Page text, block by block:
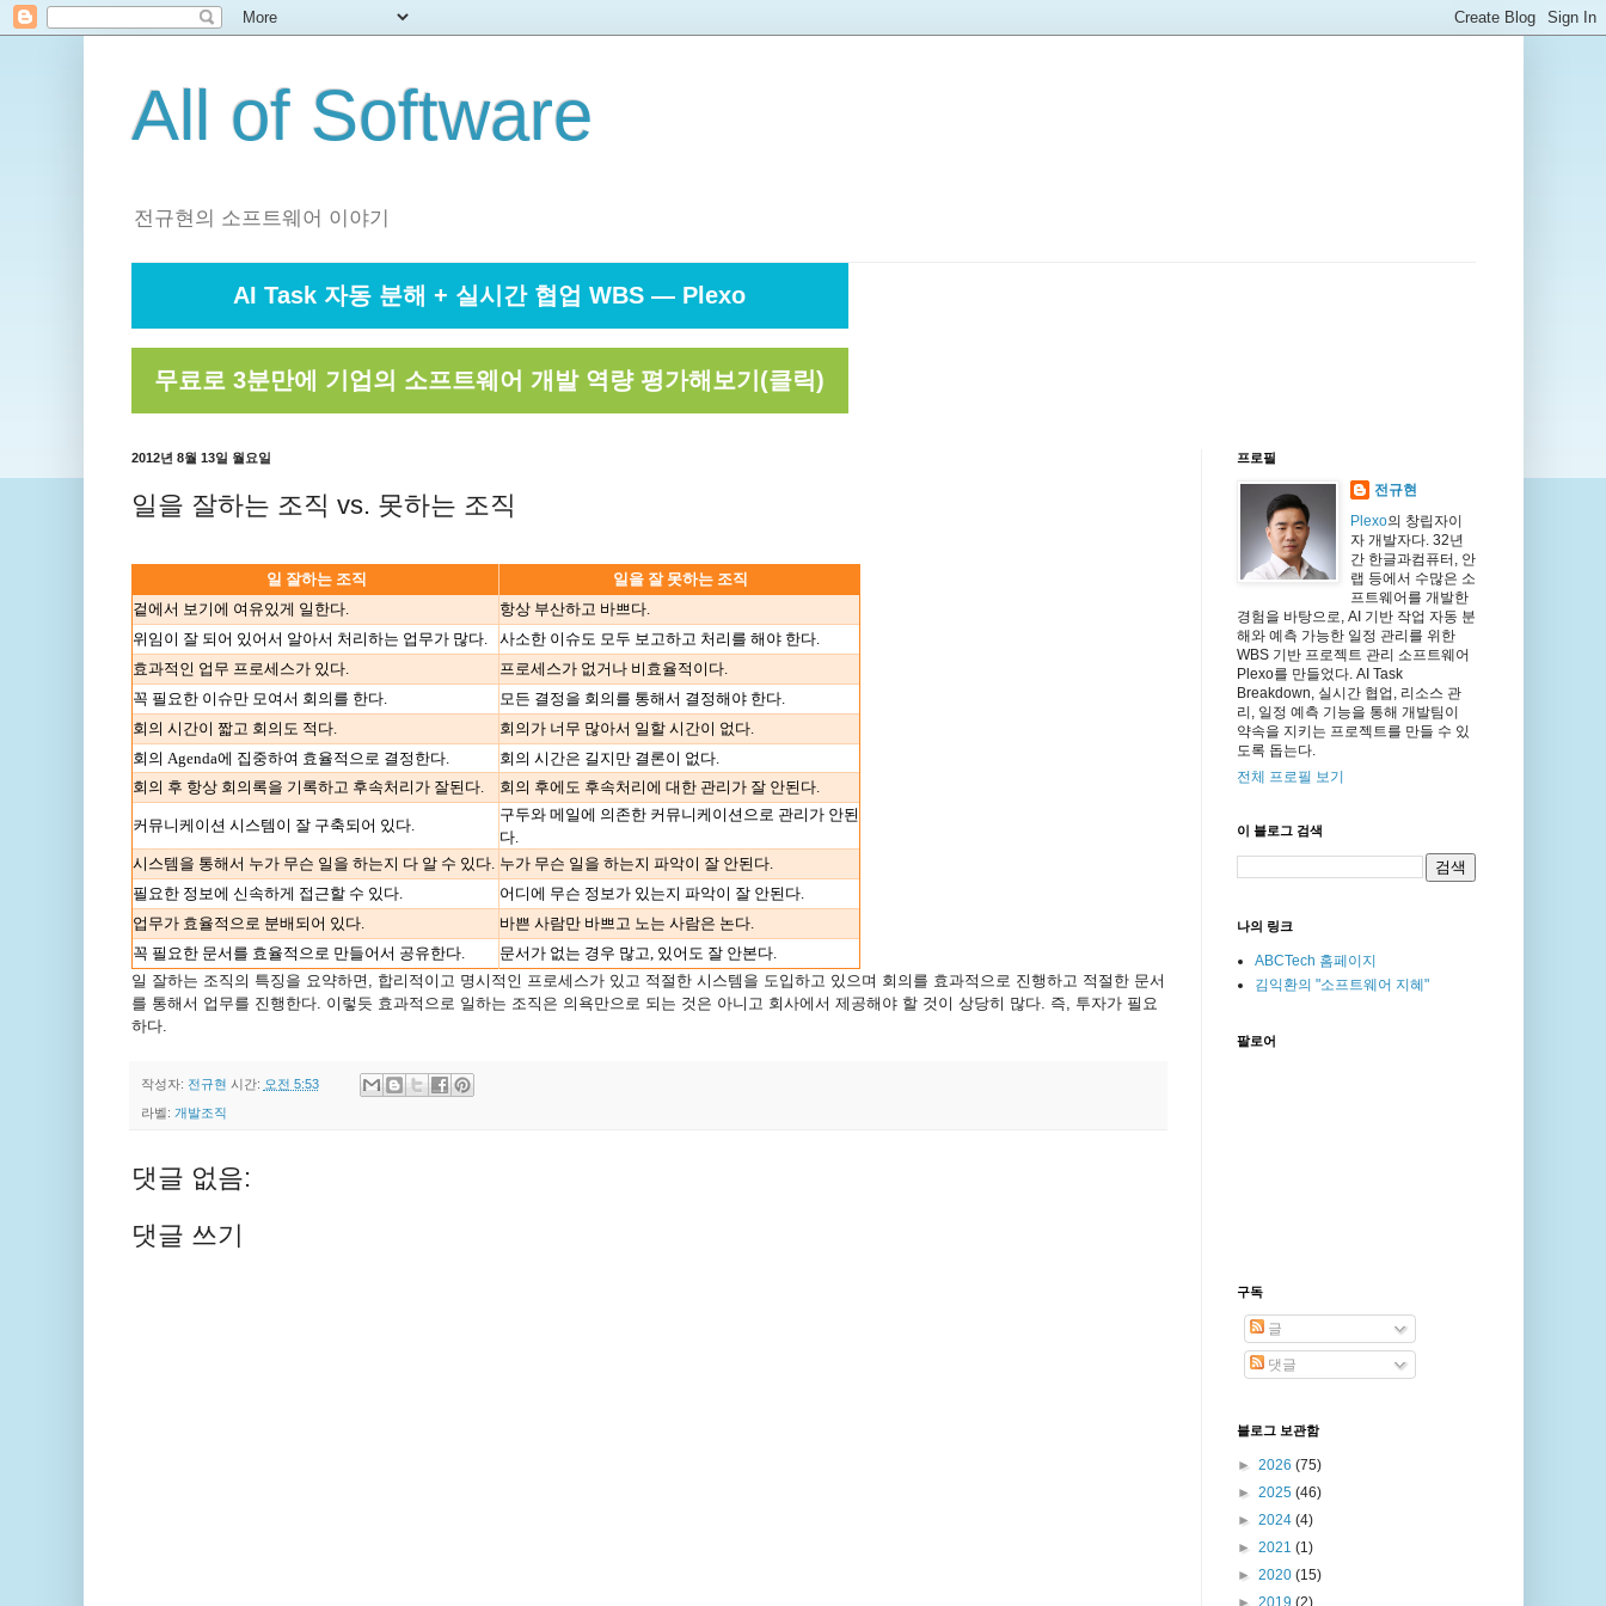
All of Software
전규현의 소프트웨어 이야기
AI Task 자동 분해 + 실시간 협업 WBS — Plexo
무료로 3분만에 기업의 소프트웨어 개발 역량 평가해보기(클릭)
2012년 8월 13일 월요일
일을 잘하는 조직 vs. 못하는 조직
일 잘하는 조직
일을 잘 못하는 조직
겉에서 보기에 여유있게 일한다.
항상 부산하고 바쁘다.
위임이 잘 되어 있어서 알아서 처리하는 업무가 많다.
사소한 이슈도 모두 보고하고 처리를 해야 한다.
효과적인 업무 프로세스가 있다.
프로세스가 없거나 비효율적이다.
꼭 필요한 이슈만 모여서 회의를 한다.
모든 결정을 회의를 통해서 결정해야 한다.
회의 시간이 짧고 회의도 적다.
회의가 너무 많아서 일할 시간이 없다.
회의 Agenda에 집중하여 효율적으로 결정한다.
회의 시간은 길지만 결론이 없다.
회의 후 항상 회의록을 기록하고 후속처리가 잘된다.
회의 후에도 후속처리에 대한 관리가 잘 안된다.
커뮤니케이션 시스템이 잘 구축되어 있다.
구두와 메일에 의존한 커뮤니케이션으로 관리가 안된
다.
시스템을 통해서 누가 무슨 일을 하는지 다 알 수 있다. 누가 무슨 일을 하는지 파악이 잘 안된다.
필요한 정보에 신속하게 접근할 수 있다.
어디에 무슨 정보가 있는지 파악이 잘 안된다.
업무가 효율적으로 분배되어 있다.
바쁜 사람만 바쁘고 노는 사람은 논다.
꼭 필요한 문서를 효율적으로 만들어서 공유한다.
문서가 없는 경우 많고, 있어도 잘 안본다.
일 잘하는 조직의 특징을 요약하면, 합리적이고 명시적인 프로세스가 있고 적절한 시스템을 도입하고 있으며 회의를 효과적으로 진행하고 적절한 문서
를 통해서 업무를 진행한다. 이렇듯 효과적으로 일하는 조직은 의욕만으로 되는 것은 아니고 회사에서 제공해야 할 것이 상당히 많다. 즉, 투자가 필요
하다.
작성자: 전규현 시간: 오전 5:53
라벨: 개발조직
댓글 없음:
댓글 쓰기
프로필
전규현
Plexo의 창립자이
자 개발자다. 32년
간 한글과컴퓨터, 안
랩 등에서 수많은 소
프트웨어를 개발한
경험을 바탕으로, AI 기반 작업 자동 분
해와 예측 가능한 일정 관리를 위한
WBS 기반 프로젝트 관리 소프트웨어
Plexo를 만들었다. AI Task
Breakdown, 실시간 협업, 리소스 관
리, 일정 예측 기능을 통해 개발팀이
약속을 지키는 프로젝트를 만들 수 있
도록 돕는다.
전체 프로필 보기
이 블로그 검색
나의 링크
ABCTech 홈페이지
김익환의 "소프트웨어 지혜"
팔로어
구독
글
댓글
블로그 보관함
► 2026 (75)
► 2025 (46)
► 2024 (4)
► 2021 (1)
► 2020 (15)